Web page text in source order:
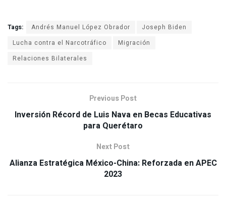
Tags: Andrés Manuel López Obrador
Joseph Biden
Lucha contra el Narcotráfico
Migración
Relaciones Bilaterales
Previous Post
Inversión Récord de Luis Nava en Becas Educativas
para Querétaro
Next Post
Alianza Estratégica México-China: Reforzada en APEC
2023